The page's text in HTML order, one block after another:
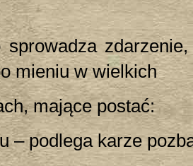
mieniu w wielkich
mające postać:
– podlega karze